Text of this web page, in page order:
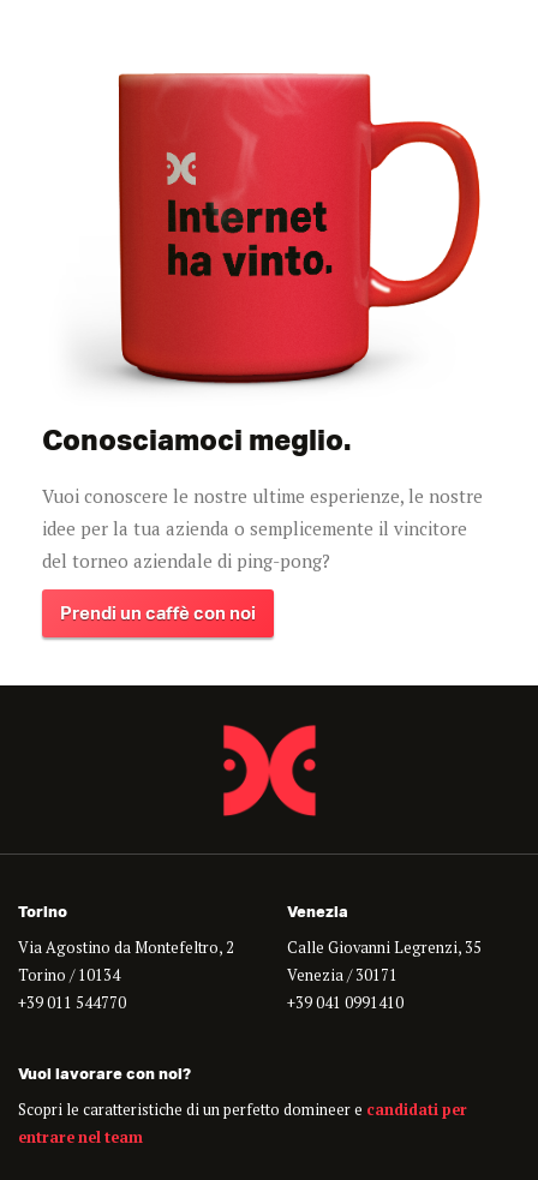
Conosciamoci meglio.
Vuoi conoscere le nostre ultime esperienze, le nostre
idee per la tua azienda o semplicemente il vincitore
del torneo aziendale di ping-pong?
Prendi un caffè con noi
Torino
Via Agostino da Montefeltro, 2
Torino / 10134
+39 011 544770
Venezia
Calle Giovanni Legrenzi, 35
Venezia / 30171
+39 041 0991410
Vuoi lavorare con noi?
Scopri le caratteristiche di un perfetto domineer e candidati per
entrare nel team